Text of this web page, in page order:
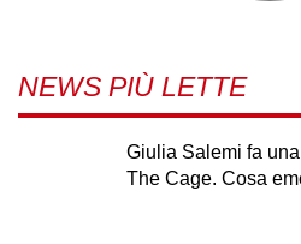
NEWS PIÙ LETTE
Giulia Salemi fa
The Cage. Cosa